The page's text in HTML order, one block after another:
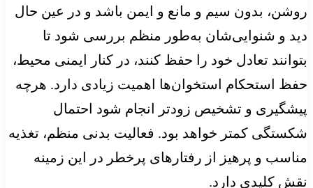
روشن، بدون سیم و مانع و ایمن باشد و در عین حال
دید و شنوایی‌شان به‌طور منظم بررسی شود تا
بتوانند تعادل خود را حفظ کنند، در کنار ایمنی محیط،
حفظ استحکام استخوان‌ها اهمیت زیادی دارد. هرچه
پیشگیری و تشخیص زودتر انجام شود احتمال
شکستگی کمتر خواهد بود. فعالیت بدنی منظم، تغذیه
مناسب و پرهیز از رفتارهای پرخطر در این زمینه
نقش کلیدی دارد.